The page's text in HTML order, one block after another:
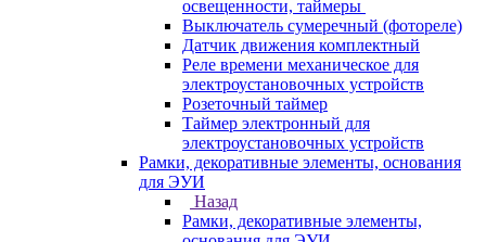
освещенности, таймеры
Выключатель сумеречный (фотореле)
Датчик движения комплектный
Реле времени механическое для
электроустановочных устройств
Розеточный таймер
Таймер электронный для
электроустановочных устройств
Рамки, декоративные элементы, основания
для ЭУИ
Назад
Рамки, декоративные элементы,